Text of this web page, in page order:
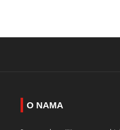
O NAMA